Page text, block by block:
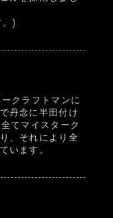
)
クラフトマンに
丹念に半田付け
てマイスターク
、それにより全
います。